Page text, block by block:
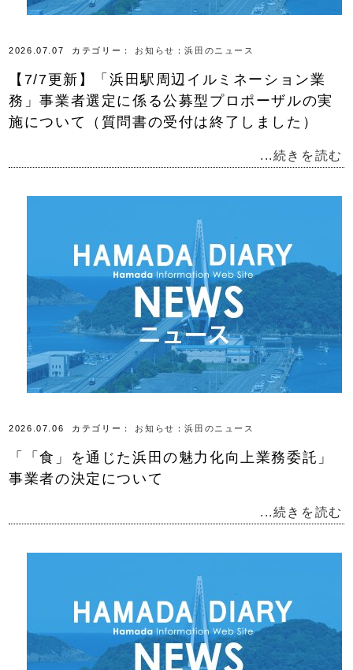
2026.07.07 カテゴリー： お知らせ ：浜田のニュース
【7/7更新】「浜田駅周辺イルミネーション業
務」事業者選定に係る公募型プロポーザルの実
施について（質問書の受付は終了しました）
...続きを読む
2026.07.06 カテゴリー： お知らせ ：浜田のニュース
「「食」を通じた浜田の魅力化向上業務委託」
事業者の決定について
...続きを読む